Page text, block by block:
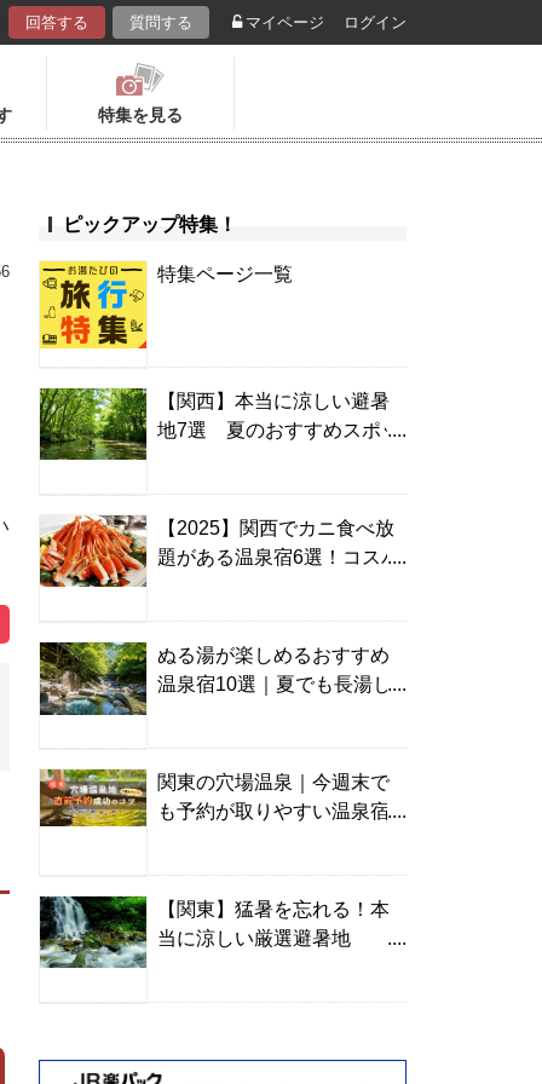
回答する 質問する マイページ ログイン
特集を見る
ピックアップ特集！
特集ページ一覧
【関西】本当に涼しい避暑
地7選 夏のおすすめスポッ
【2025】関西でカニ食べ放
題がある温泉宿6選！コスパ
ぬる湯が楽しめるおすすめ
温泉宿10選｜夏でも長湯し
関東の穴場温泉｜今週末で
も予約が取りやすい温泉宿
【関東】猛暑を忘れる！本
当に涼しい厳選避暑地